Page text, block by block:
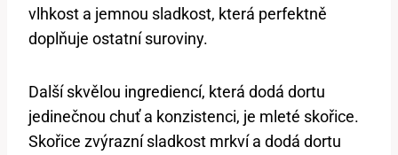
⁢vlhkost a‌ jemnou sladkost, která ⁢perfektně
doplňuje ostatní suroviny.
Další skvělou ingrediencí, která dodá​ dortu
jedinečnou chuť a konzistenci,​ je mleté skořice.
⁢Skořice zvýrazní sladkost mrkví a dodá dortu